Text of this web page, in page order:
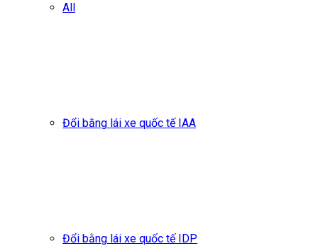
All
Đổi bằng lái xe quốc tế IAA
Đổi bằng lái xe quốc tế IDP